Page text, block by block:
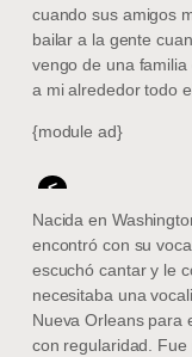
cuando sus amigos
bailar a la gente
vengo de una
a mi alrededor todo
{module ad}
<
Nacida en
encontró con su
escuchó cantar y le
necesitaba una
Nueva Orleans para
con regularidad.